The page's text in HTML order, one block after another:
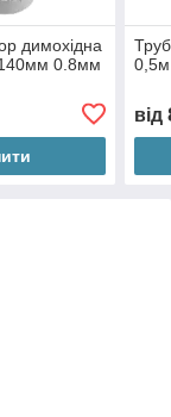
димохідна
0.8мм
від